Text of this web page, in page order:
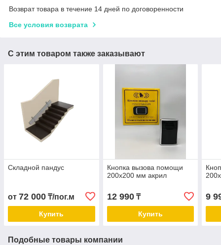
Возврат товара в течение 14 дней по договоренности
Все условия возврата
С этим товаром также заказывают
Складной пандус
от 72 000 ₸/пог.м
Купить
Кнопка вызова помощи
200х200 мм акрил
12 990₸
Купить
9
Подобные товары компании